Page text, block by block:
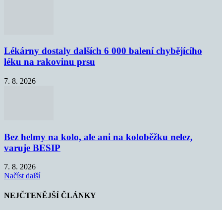
Lékárny dostaly dalších 6 000 balení chybějícího
léku na rakovinu prsu
7. 8. 2026
Bez helmy na kolo, ale ani na koloběžku nelez,
varuje BESIP
7. 8. 2026
Načíst další
NEJČTENĚJŠÍ ČLÁNKY